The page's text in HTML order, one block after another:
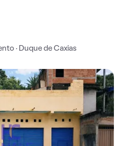
· Duque de Caxias